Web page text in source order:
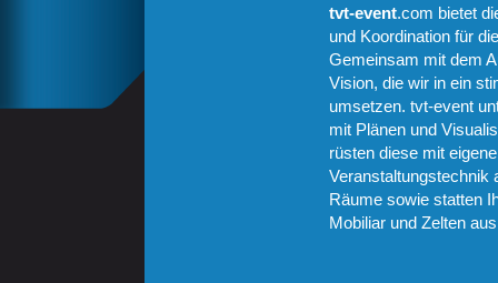
tvt-event.com bietet
und Koordination für
Gemeinsam mit dem
Vision, die wir in ein
umsetzen. tvt-event
mit Plänen und
rüsten diese mit
Veranstaltungstechnik
Räume sowie statten
Mobiliar und Zelten